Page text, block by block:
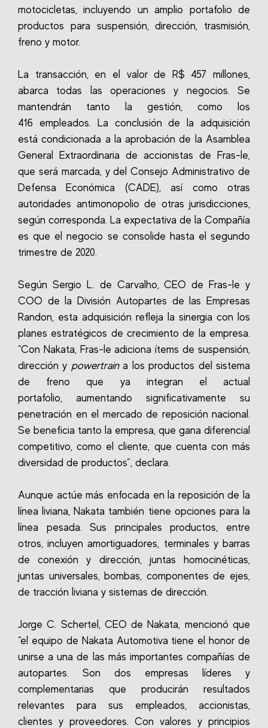
motocicletas, incluyendo un amplio portafolio de
productos para suspensión, dirección, trasmisión,
freno y motor.
La transacción, en el valor de R$ 457 millones,
abarca todas las operaciones y negocios.
Se
mantendrán tanto la gestión, como los
416 empleados.
La conclusión de la adquisición
está condicionada a la aprobación de la Asamblea
General Extraordinaria de accionistas de Fras-le,
que será marcada, y del Consejo Administrativo de
Defensa Económica (CADE), así como otras
autoridades antimonopolio de otras jurisdicciones,
según corresponda. La expectativa de la Compañía
es que el negocio se consolide hasta el segundo
trimestre de 2020.
Según Sergio L. de Carvalho, CEO de Fras-le y
COO de la División Autopartes de las Empresas
Randon, esta adquisición refleja la sinergia con los
planes estratégicos de crecimiento de la empresa.
“Con Nakata, Fras-le adiciona ítems de suspensión,
dirección y powertraina los productos del sistema
de freno que ya integran el actual
portafolio, aumentando significativamente su
penetración en el mercado de reposición nacional.
Se beneficia tanto la empresa, que gana diferencial
competitivo, como el cliente, que cuenta con más
diversidad de productos”, declara.
Aunque actúe más enfocada en la reposición de la
línea liviana, Nakata también tiene opciones para la
línea pesada.
Sus principales productos, entre
otros, incluyen amortiguadores, terminales y barras
de conexión y dirección, juntas homocinéticas,
juntas universales, bombas, componentes de ejes,
de tracción liviana y sistemas de dirección.
Jorge C. Schertel, CEO de Nakata, mencionó que
“el equipo de Nakata Automotiva tiene el honor de
unirse a una de las más importantes compañías de
autopartes. Son dos empresas líderes y
complementarias que producirán resultados
relevantes para sus empleados, accionistas,
clientes y proveedores. Con valores y principios